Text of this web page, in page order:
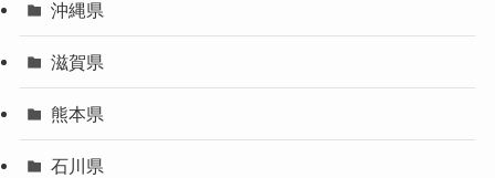
沖縄県
滋賀県
熊本県
石川県